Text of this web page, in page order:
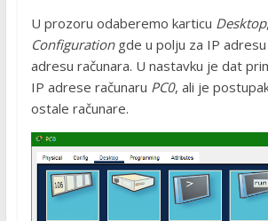
U prozoru odaberemo karticu Desktop
Configurationgde u polju za IP
adresu računara. U nastavku je dat
IP adrese računaru PC0, ali je
ostale računare.